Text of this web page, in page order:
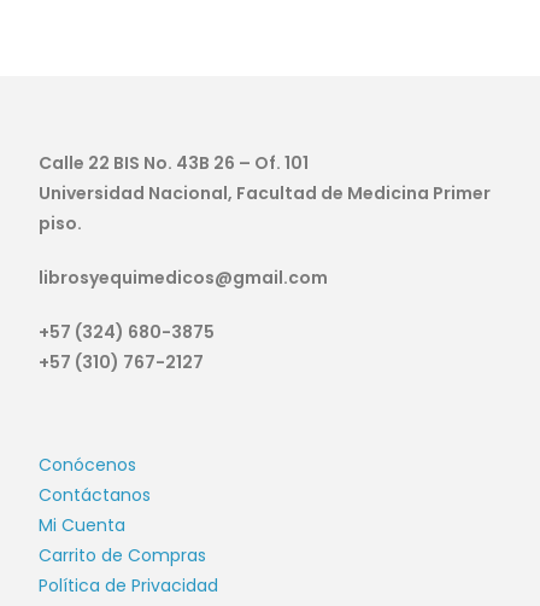
Calle 22 BIS No. 43B 26 – Of. 101
Universidad Nacional, Facultad de Medicina Primer
piso.
librosyequimedicos@gmail.com
+57 (324) 680-3875
+57 (310) 767-2127
Conócenos
Contáctanos
Mi Cuenta
Carrito de Compras
Política de Privacidad